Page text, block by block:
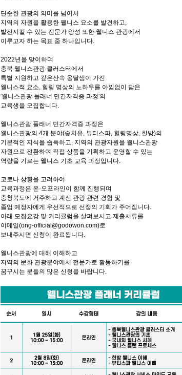
단순한 관광의 의미를 넘어서
지역의 자원을 활용한 웰니스 요소를 발견하고,
발전시킬 수 있는 전문가 양성 또한 웰니스 관광에서
이루고자 하는 목표 중 하나입니다.
2022년을 맞이하며
충북 웰니스관광 클러스터에서
특별 지원하고 깊은산속 옹달샘이 가진
웰니스적 요소, 힐링 명상의 노하우를 아낌없이 담은
'웰니스관광 플래너 민간자격증 과정'의
교육생을 모집합니다.
웰니스관광 플래너 민간자격증 과정은
웰니스관광의 4개 분야(숲치유, 뷰티스파, 힐링명상, 한방)의
기본적인 지식을 습득하고, 지역의 관광자원을 웰니스관광
자원으로 전환하여 직접 상품을 기획하고 운영할 수 있는
역량을 기르는 웰니스 기초 교육 과정입니다.
코로나 상황을 고려하여
교육과정은 온·오프라인이 함께 진행되며
충청북도에 거주하고 계신 관광 관련 경험 및
졸업 예정자에게 우선적으로 선정의 기회가 주어집니다.
아래 모집요강 및 커리큘럼을 살펴보시고 제출서류를
이메일(ong-official@godowon.com)로
보내주시면 신청이 완료됩니다.
웰니스관광에 대해 이해하고
지역의 문화 관광분야에서 전문가로 활동하기를
꿈꾸시는 분들의 많은 신청을 바랍니다.